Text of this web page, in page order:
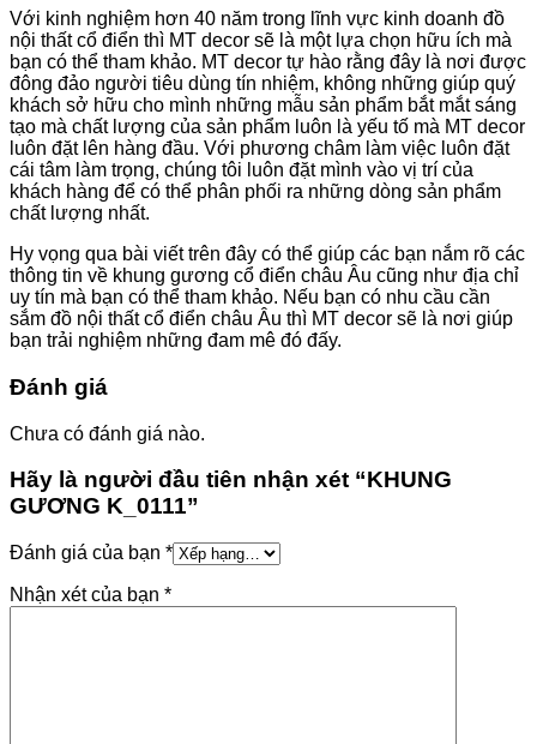
Với kinh nghiệm hơn 40 năm trong lĩnh vực kinh doanh đồ
nội thất cổ điển thì MT decor sẽ là một lựa chọn hữu ích mà
bạn có thể tham khảo. MT decor tự hào rằng đây là nơi được
đông đảo người tiêu dùng tín nhiệm, không những giúp quý
khách sở hữu cho mình những mẫu sản phẩm bắt mắt sáng
tạo mà chất lượng của sản phẩm luôn là yếu tố mà MT decor
luôn đặt lên hàng đầu. Với phương châm làm việc luôn đặt
cái tâm làm trọng, chúng tôi luôn đặt mình vào vị trí của
khách hàng để có thể phân phối ra những dòng sản phẩm
chất lượng nhất.
Hy vọng qua bài viết trên đây có thể giúp các bạn nắm rõ các
thông tin về khung gương cổ điển châu Âu cũng như địa chỉ
uy tín mà bạn có thể tham khảo. Nếu bạn có nhu cầu cần
sắm đồ nội thất cổ điển châu Âu thì MT decor sẽ là nơi giúp
bạn trải nghiệm những đam mê đó đấy.
Đánh giá
Chưa có đánh giá nào.
Hãy là người đầu tiên nhận xét “KHUNG
GƯƠNG K_0111”
Đánh giá của bạn *
Nhận xét của bạn *